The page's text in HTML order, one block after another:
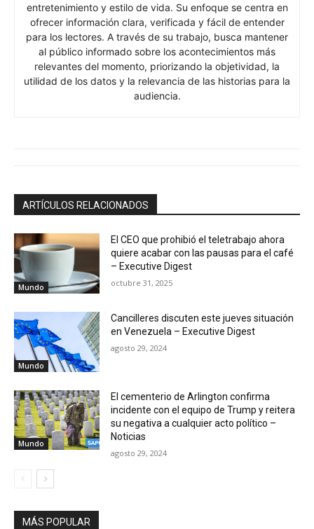
entretenimiento y estilo de vida. Su enfoque se centra en
ofrecer información clara, verificada y fácil de entender
para los lectores. A través de su trabajo, busca mantener
al público informado sobre los acontecimientos más
relevantes del momento, priorizando la objetividad, la
utilidad de los datos y la relevancia de las historias para la
audiencia.
ARTÍCULOS RELACIONADOS
Mundo
El CEO que prohibió el teletrabajo ahora
quiere acabar con las pausas para el café
– Executive Digest
octubre 31, 2025
Mundo
Cancilleres discuten este jueves situación
en Venezuela – Executive Digest
agosto 29, 2024
Mundo
El cementerio de Arlington confirma
incidente con el equipo de Trump y reitera
su negativa a cualquier acto político –
Noticias
agosto 29, 2024
MÁS POPULAR